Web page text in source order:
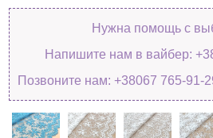
Нужна помощь с
Напишите нам в вайбер:
Позвоните нам: +38067 765-91-